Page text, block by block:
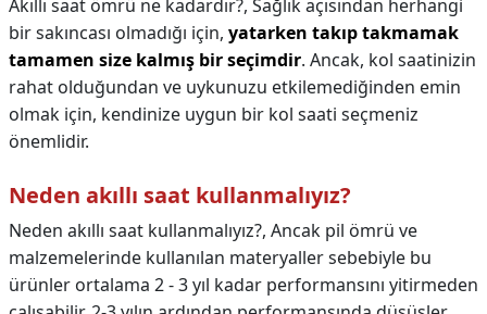
Akıllı saat ömrü ne kadardır?, Sağlık açısından herhangi
bir sakıncası olmadığı için, yatarken takıp takmamak
tamamen size kalmış bir seçimdir. Ancak, kol saatinizin
rahat olduğundan ve uykunuzu etkilemediğinden emin
olmak için, kendinize uygun bir kol saati seçmeniz
önemlidir.
Neden akıllı saat kullanmalıyız?
Neden akıllı saat kullanmalıyız?, Ancak pil ömrü ve
malzemelerinde kullanılan materyaller sebebiyle bu
ürünler ortalama 2 - 3 yıl kadar performansını yitirmeden